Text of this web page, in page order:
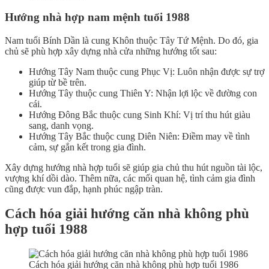
Hướng nhà hợp nam mệnh tuổi 1988
Nam tuổi Bính Dần là cung Khôn thuộc Tây Tứ Mệnh. Do đó, gia
chủ sẽ phù hợp xây dựng nhà cửa những hướng tốt sau:
Hướng Tây Nam thuộc cung Phục Vị: Luôn nhận được sự trợ
giúp từ bề trên.
Hướng Tây thuộc cung Thiên Y: Nhận lợi lộc về đường con
cái.
Hướng Đông Bắc thuộc cung Sinh Khí: Vị trí thu hút giàu
sang, danh vọng.
Hướng Tây Bắc thuộc cung Diên Niên: Điềm may về tình
cảm, sự gắn kết trong gia đình.
Xây dựng hướng nhà hợp tuổi sẽ giúp gia chủ thu hút nguồn tài lộc,
vượng khí dồi dào. Thêm nữa, các mối quan hệ, tình cảm gia đình
cũng được vun đắp, hạnh phúc ngập tràn.
Cách hóa giải hướng căn nhà không phù
hợp tuổi 1988
Cách hóa giải hướng căn nhà không phù hợp tuổi 1986